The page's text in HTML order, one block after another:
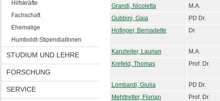
Hilfskräfte
Fachschaft
Ehemalige
Humboldt-StipendiatInnen
STUDIUM UND LEHRE
FORSCHUNG
SERVICE
Grandi, Nicoletta
M.A.
Gubbini, Gaia
PD Dr.
Hofinger, Bernadette
Dr.
Kanzleiter, Laurian
M.A.
Krefeld, Thomas
Prof. Dr.
Lombardi, Giulia
PD Dr.
Mehltretter, Florian
Prof. Dr.